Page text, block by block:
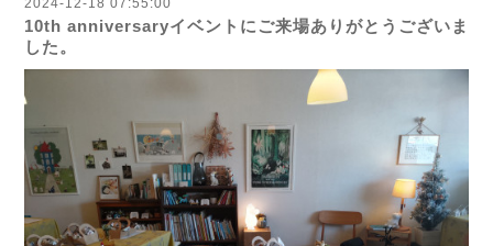
2024-12-18 07:55:00
10th anniversaryイベントにご来場ありがとうございま
した。